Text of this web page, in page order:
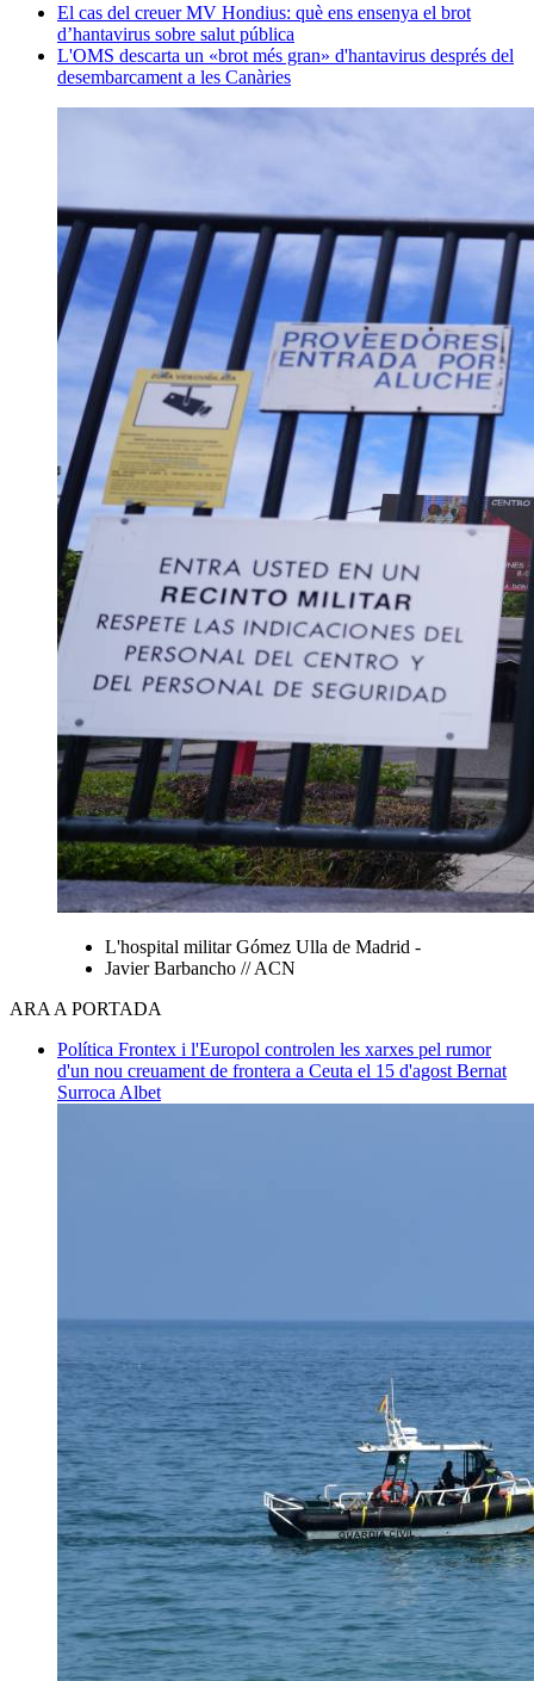
El cas del creuer MV Hondius: què ens ensenya el brot
d’hantavirus sobre salut pública
L'OMS descarta un «brot més gran» d'hantavirus després del
desembarcament a les Canàries
L'hospital militar Gómez Ulla de Madrid -
Javier Barbancho // ACN
ARA A PORTADA
Política Frontex i l'Europol controlen les xarxes pel rumor
d'un nou creuament de frontera a Ceuta el 15 d'agost Bernat
Surroca Albet